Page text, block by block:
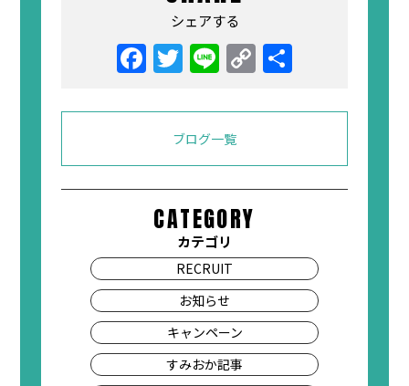
シェアする
Facebook
Twitter
LineCopy
ブログ一覧
CATEGORY
カテゴリ
RECRUIT
お知らせ
キャンペーン
すみおか記事